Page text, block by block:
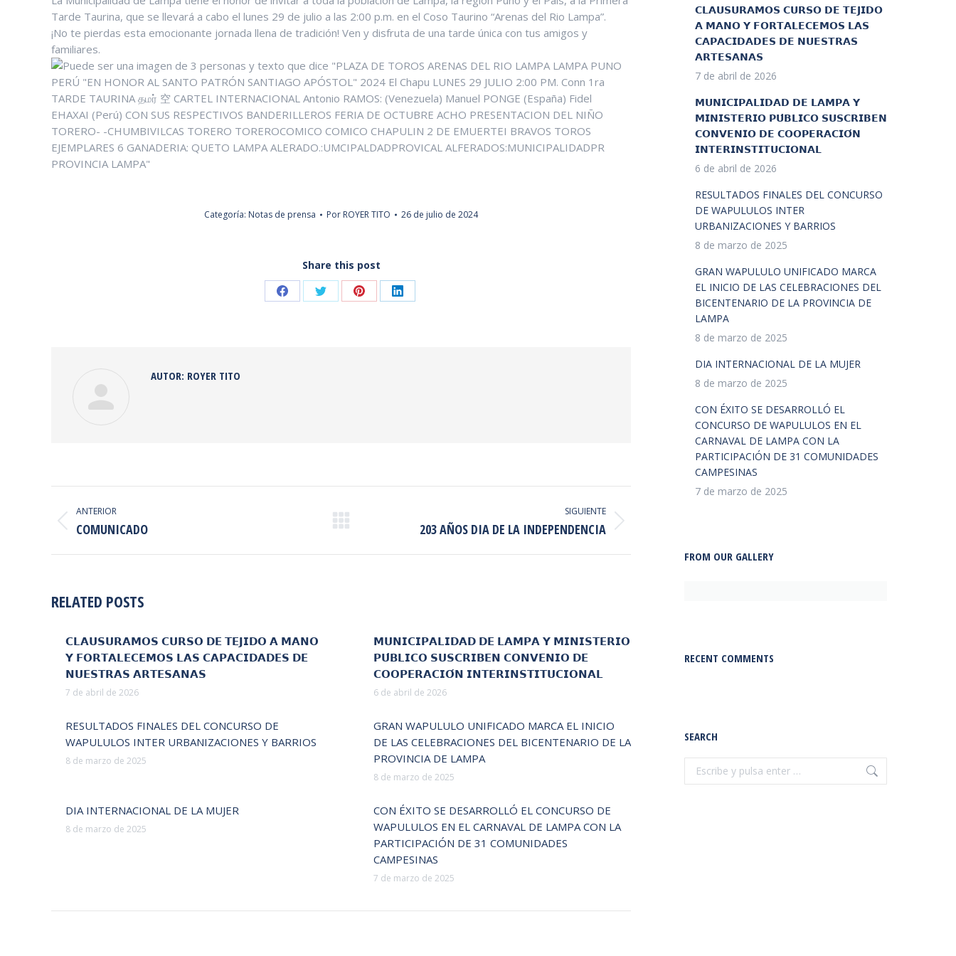
Tarde Taurina, que se llevará a cabo el lunes 29 de julio a las 2:00 p.m. en el Coso Taurino “Arenas del Rio Lampa”.
¡No te pierdas esta emocionante jornada llena de tradición! Ven y disfruta de una tarde única con tus amigos y
familiares.
Categoría: Notas de prensa Por ROYER TITO 26 de julio de 2024
Share this post
Share Share Share Share
AUTOR: ROYER TITO
ENTRE
PUBLICACIONES
ANTERIOR
Publicación
COMUNICADO
SIGUIENTE
Publicación203 AÑOS DIA DE LA INDEPENDENCIA
RELATED POSTS
𝗖𝗟𝗔𝗨𝗦𝗨𝗥𝗔𝗠𝗢𝗦 𝗖𝗨𝗥𝗦𝗢 𝗗𝗘 𝗧𝗘𝗝𝗜𝗗𝗢 𝗔 𝗠𝗔𝗡𝗢
𝗬 𝗙𝗢𝗥𝗧𝗔𝗟𝗘𝗖𝗘𝗠𝗢𝗦 𝗟𝗔𝗦 𝗖𝗔𝗣𝗔𝗖𝗜𝗗𝗔𝗗𝗘𝗦 𝗗𝗘
𝗡𝗨𝗘𝗦𝗧𝗥𝗔𝗦 𝗔𝗥𝗧𝗘𝗦𝗔𝗡𝗔𝗦
7 de abril de 2026
𝗠𝗨𝗡𝗜𝗖𝗜𝗣𝗔𝗟𝗜𝗗𝗔𝗗 𝗗𝗘 𝗟𝗔𝗠𝗣𝗔 𝗬 𝗠𝗜𝗡𝗜𝗦𝗧𝗘𝗥𝗜𝗢
𝗣𝗨́𝗕𝗟𝗜𝗖𝗢 𝗦𝗨𝗦𝗖𝗥𝗜𝗕𝗘𝗡 𝗖𝗢𝗡𝗩𝗘𝗡𝗜𝗢 𝗗𝗘
𝗖𝗢𝗢𝗣𝗘𝗥𝗔𝗖𝗜𝗢́𝗡 𝗜𝗡𝗧𝗘𝗥𝗜𝗡𝗦𝗧𝗜𝗧𝗨𝗖𝗜𝗢𝗡𝗔𝗟
6 de abril de 2026
RESULTADOS FINALES DEL CONCURSO DE
WAPULULOS INTER URBANIZACIONES Y BARRIOS
8 de marzo de 2025
GRAN WAPULULO UNIFICADO MARCA EL INICIO
DE LAS CELEBRACIONES DEL BICENTENARIO DE LA
PROVINCIA DE LAMPA
8 de marzo de 2025
DIA INTERNACIONAL DE LA MUJER
8 de marzo de 2025
CON ÉXITO SE DESARROLLÓ EL CONCURSO DE
WAPULULOS EN EL CARNAVAL DE LAMPA CON LA
PARTICIPACIÓN DE 31 COMUNIDADES
CAMPESINAS
7 de marzo de 2025
𝗖𝗟𝗔𝗨𝗦𝗨𝗥𝗔𝗠𝗢𝗦 𝗖𝗨𝗥𝗦𝗢 𝗗𝗘 𝗧𝗘𝗝𝗜𝗗𝗢
𝗔 𝗠𝗔𝗡𝗢 𝗬 𝗙𝗢𝗥𝗧𝗔𝗟𝗘𝗖𝗘𝗠𝗢𝗦 𝗟𝗔𝗦
𝗖𝗔𝗣𝗔𝗖𝗜𝗗𝗔𝗗𝗘𝗦 𝗗𝗘 𝗡𝗨𝗘𝗦𝗧𝗥𝗔𝗦
𝗔𝗥𝗧𝗘𝗦𝗔𝗡𝗔𝗦
7 de abril de 2026
𝗠𝗨𝗡𝗜𝗖𝗜𝗣𝗔𝗟𝗜𝗗𝗔𝗗 𝗗𝗘 𝗟𝗔𝗠𝗣𝗔 𝗬
𝗠𝗜𝗡𝗜𝗦𝗧𝗘𝗥𝗜𝗢 𝗣𝗨́𝗕𝗟𝗜𝗖𝗢 𝗦𝗨𝗦𝗖𝗥𝗜𝗕𝗘𝗡
𝗖𝗢𝗡𝗩𝗘𝗡𝗜𝗢 𝗗𝗘 𝗖𝗢𝗢𝗣𝗘𝗥𝗔𝗖𝗜𝗢́𝗡
𝗜𝗡𝗧𝗘𝗥𝗜𝗡𝗦𝗧𝗜𝗧𝗨𝗖𝗜𝗢𝗡𝗔𝗟
6 de abril de 2026
RESULTADOS FINALES DEL CONCURSO
DE WAPULULOS INTER
URBANIZACIONES Y BARRIOS
8 de marzo de 2025
GRAN WAPULULO UNIFICADO MARCA
EL INICIO DE LAS CELEBRACIONES DEL
BICENTENARIO DE LA PROVINCIA DE
LAMPA
8 de marzo de 2025
DIA INTERNACIONAL DE LA MUJER
8 de marzo de 2025
CON ÉXITO SE DESARROLLÓ EL
CONCURSO DE WAPULULOS EN EL
CARNAVAL DE LAMPA CON LA
PARTICIPACIÓN DE 31 COMUNIDADES
CAMPESINAS
7 de marzo de 2025
FROM OUR GALLERY
RECENT COMMENTS
SEARCH
Buscar: